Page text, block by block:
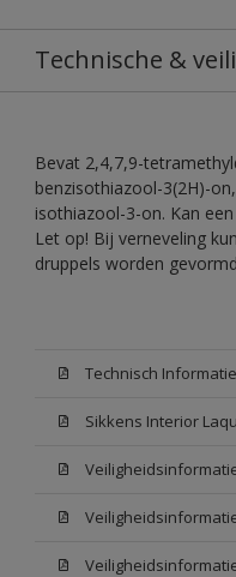
Technische &
Bevat 2,4,7,9-
benzisothiazool-3(2H)-
isothiazool-3-on. Kan
Let op! Bij verneveling
druppels worden
Technisch